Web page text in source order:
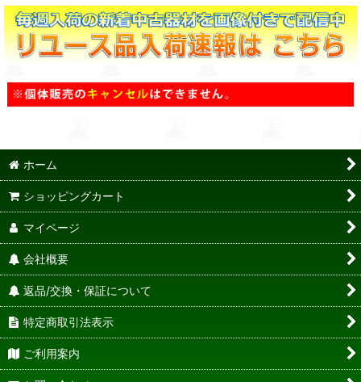
ホーム
ショッピングカート
マイページ
会社概要
返品/交換・保証について
特定商取引法表示
ご利用案内